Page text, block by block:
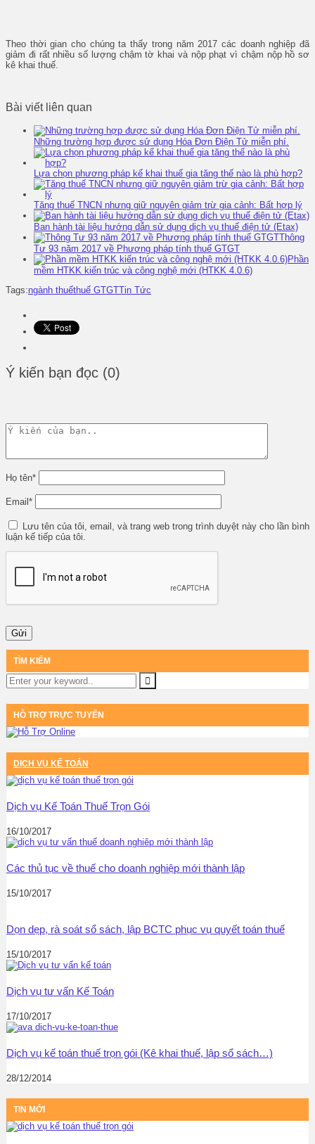
Theo thời gian cho chúng ta thấy trong năm 2017 các doanh nghiệp đã
giảm đi rất nhiều số lượng chậm tờ khai và nộp phạt vì chậm nộp hồ sơ
kê khai thuế.
Bài viết liên quan
Những trường hợp được sử dụng Hóa Đơn Điện Tử miễn phí.
Lựa chọn phương pháp kế khai thuế gia tăng thế nào là phù hợp?
Tăng thuế TNCN nhưng giữ nguyên giảm trừ gia cảnh: Bất hợp lý
Ban hành tài liệu hướng dẫn sử dụng dịch vụ thuế điện tử (Etax)
Thông
Tư 93 năm 2017 về Phương pháp tính thuế GTGT
Phần
mềm HTKK kiến trúc và công nghệ mới (HTKK 4.0.6)
Tags:ngành thuếthuế GTGTTin Tức
Ý kiến bạn đọc (0)
Họ tên*
Email *
Lưu tên của tôi, email, và trang web trong trình duyệt này cho lần bình
luận kế tiếp của tôi.
TÌM KIẾM
HỖ TRỢ TRỰC TUYẾN
DỊCH VỤ KẾ TOÁN
Dịch vụ Kế Toán Thuế Trọn Gói
16/10/2017
Các thủ tục về thuế cho doanh nghiệp mới thành lập
15/10/2017
Dọn dẹp, rà soát sổ sách, lập BCTC phục vụ quyết toán thuế
15/10/2017
Dịch vụ tư vấn Kế Toán
17/10/2017
Dịch vụ kế toán thuế trọn gói (Kê khai thuế, lập sổ sách…)
28/12/2014
TIN MỚI